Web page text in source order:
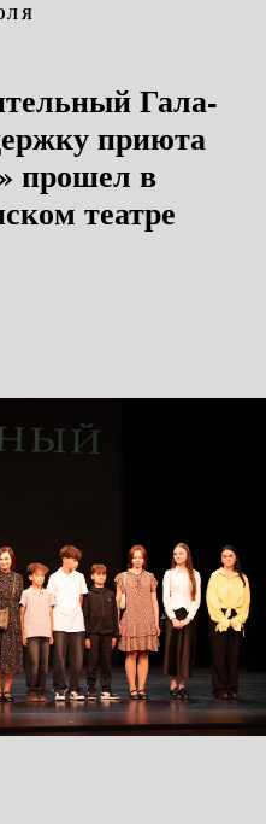
Гала-
приюта
прошел в
театре